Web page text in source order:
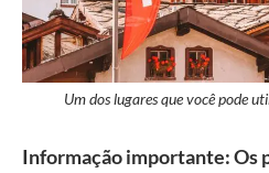
Um dos lugares que você pode
Informação importante: Os